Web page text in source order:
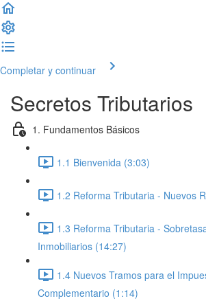
Completar y continuar
Secretos Tributarios
1. Fundamentos Básicos
1.1 Bienvenida (3:03)
1.2 Reforma Tributaria - Nuevos
1.3 Reforma Tributaria -
Inmobiliarios (14:27)
1.4 Nuevos Tramos para el
Complementario (1:14)